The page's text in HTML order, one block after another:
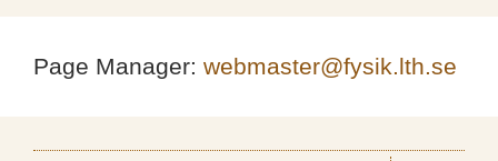
Page Manager: webmaster@fysik.lth.se